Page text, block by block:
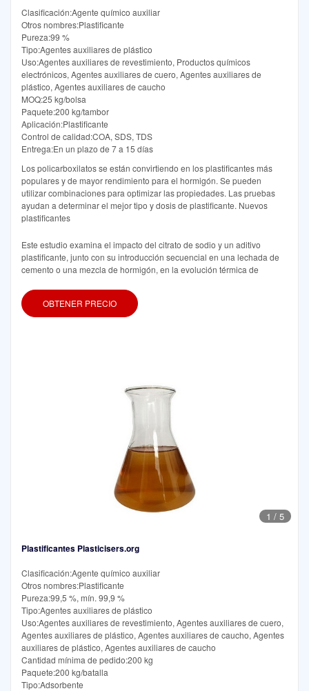
Clasificación:Agente químico auxiliar
Otros nombres:Plastificante
Pureza:99 %
Tipo:Agentes auxiliares de plástico
Uso:Agentes auxiliares de revestimiento, Productos químicos
electrónicos, Agentes auxiliares de cuero, Agentes auxiliares de
plástico, Agentes auxiliares de caucho
MOQ:25 kg/bolsa
Paquete:200 kg/tambor
Aplicación:Plastificante
Control de calidad:COA, SDS, TDS
Entrega:En un plazo de 7 a 15 días
Los policarboxilatos se están convirtiendo en los plastificantes más
populares y de mayor rendimiento para el hormigón. Se pueden
utilizar combinaciones para optimizar las propiedades. Las pruebas
ayudan a determinar el mejor tipo y dosis de plastificante. Nuevos
plastificantes
Este estudio examina el impacto del citrato de sodio y un aditivo
plastificante, junto con su introducción secuencial en una lechada de
cemento o una mezcla de hormigón, en la evolución térmica de
OBTENER PRECIO
1 / 5
Plastificantes Plasticisers.org
Clasificación:Agente químico auxiliar
Otros nombres:Plastificante
Pureza:99,5 %, mín. 99,9 %
Tipo:Agentes auxiliares de plástico
Uso:Agentes auxiliares de revestimiento, Agentes auxiliares de cuero,
Agentes auxiliares de plástico, Agentes auxiliares de caucho, Agentes
auxiliares de plástico, Agentes auxiliares de caucho
Cantidad mínima de pedido:200 kg
Paquete:200 kg/batalla
Tipo:Adsorbente